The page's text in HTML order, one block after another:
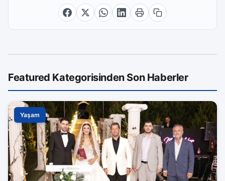
Featured Kategorisinden Son Haberler
Yaşam